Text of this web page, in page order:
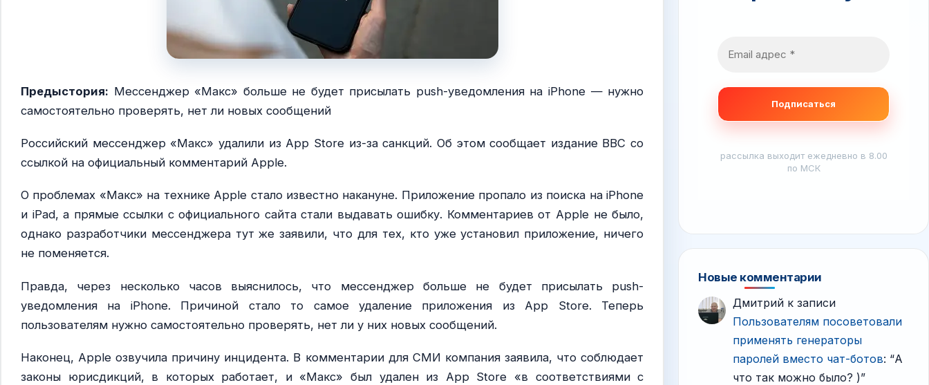
Предыстория: Мессенджер «Макс» больше не будет присылать push-уведомления на iPhone — нужно
самостоятельно проверять, нет ли новых сообщений
Российский мессенджер «Макс» удалили из App Store из-за санкций. Об этом сообщает издание BBC со
ссылкой на официальный комментарий Apple.
О проблемах «Макс» на технике Apple стало известно накануне. Приложение пропало из поиска на iPhone
и iPad, а прямые ссылки с официального сайта стали выдавать ошибку. Комментариев от Apple не было,
однако разработчики мессенджера тут же заявили, что для тех, кто уже установил приложение, ничего
не поменяется.
Правда, через несколько часов выяснилось, что мессенджер больше не будет присылать push-
уведомления на iPhone. Причиной стало то самое удаление приложения из App Store. Теперь
пользователям нужно самостоятельно проверять, нет ли у них новых сообщений.
Наконец, Apple озвучила причину инцидента. В комментарии для СМИ компания заявила, что соблюдает
законы юрисдикций, в которых работает, и «Макс» был удален из App Store «в соответствиями с
рассылка выходит ежедневно в 8.00
по МСК
Новые комментарии
Дмитрий к записи
Пользователям посоветовали
применять генераторы
паролей вместо чат-ботов: “А
что так можно было? )”